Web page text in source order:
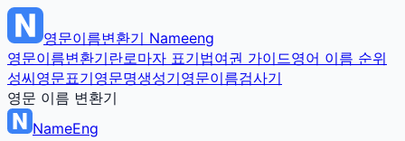
영문이름변환기 Nameeng
영문이름변환기란로마자 표기법여권 가이드영어 이름 순위
성씨영문표기영문명생성기영문이름검사기
영문 이름 변환기
NameEng